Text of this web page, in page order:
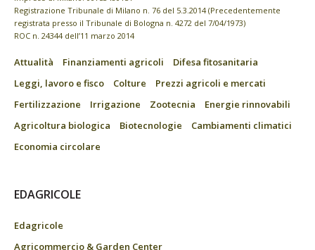
Registrazione Tribunale di Milano n. 76 del 5.3.2014 (Precedentemente
registrata presso il Tribunale di Bologna n. 4272 del 7/04/1973)
ROC n. 24344 dell’11 marzo 2014
Attualità Finanziamenti agricoli
Difesa fitosanitaria
Leggi, lavoro e fisco
Colture
Prezzi agricoli e mercati
Fertilizzazione
Irrigazione Zootecnia
Energie rinnovabili
Agricoltura biologica
Biotecnologie
Cambiamenti climatici
Economia circolare
EDAGRICOLE
Edagricole
Agricommercio & Garden Center